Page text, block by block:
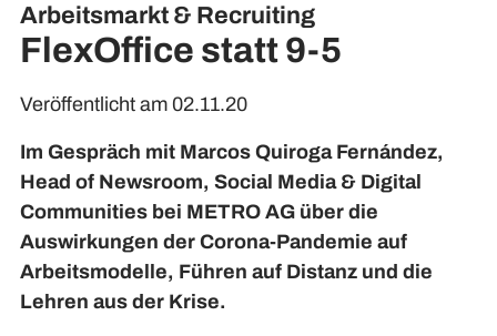
Arbeitsmarkt & Recruiting
FlexOffice statt 9-5
Veröffentlicht am 02.11.20
Im Gespräch mit Marcos Quiroga Fernández,
Head of Newsroom, Social Media & Digital
Communities bei METRO AG über die
Auswirkungen der Corona-Pandemie auf
Arbeitsmodelle, Führen auf Distanz und die
Lehren aus der Krise.